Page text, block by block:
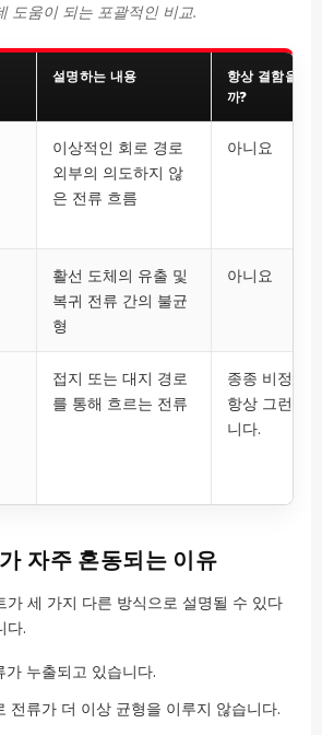
도움이 되는 포괄적인 비교.
설명하는 내용
항상 결함을 의
까?
이상적인 회로 경로
외부의 의도하지 않
은 전류 흐름
아니요
활선 도체의 유출 및
복귀 전류 간의 불균
형
아니요
접지 또는 대지 경로
를 통해 흐르는 전류
종종 비정상
항상 그런 것
니다.
자주 혼동되는 이유
가 세 가지 다른 방식으로 설명될 수 있다
다.
가 누출되고 있습니다.
전류가 더 이상 균형을 이루지 않습니다.